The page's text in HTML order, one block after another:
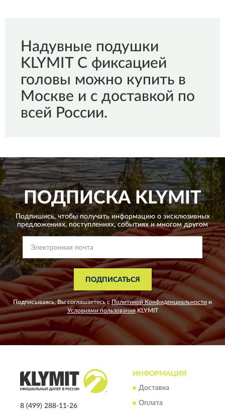
Надувные подушки
KLYMIT С фиксацией
головы можно купить в
Москве и с доставкой по
всей России.
ПОДПИСКАKLYMIT
Подпишись, чтобы получать информацию о эксклюзивных
предложениях, поступлениях, событиях и многом другом
ПОДПИСАТЬСЯ
Подписываясь, Вы соглашаетесь с Политикой Конфиденциальности и
Условиями пользованияKLYMIT
8 (499) 288-11-26
ИНФОРМАЦИЯ
Доставка
Оплата